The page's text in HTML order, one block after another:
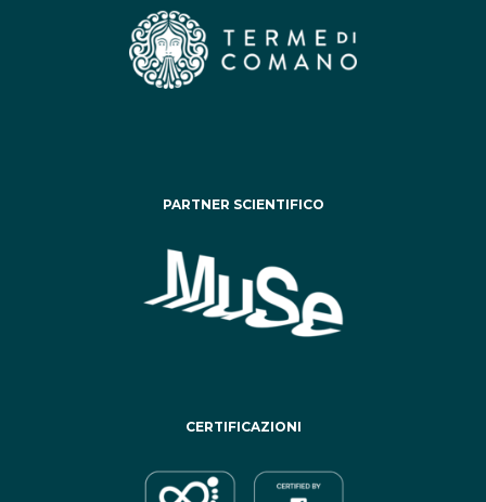
PARTNER SCIENTIFICO
CERTIFICAZIONI